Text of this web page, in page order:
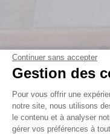
Continuer sans accepter
Gestion des
Plateforme
Pour vous offrir une
notre site, nous utilisons
le contenu et à analyser
gérer vos préférences à